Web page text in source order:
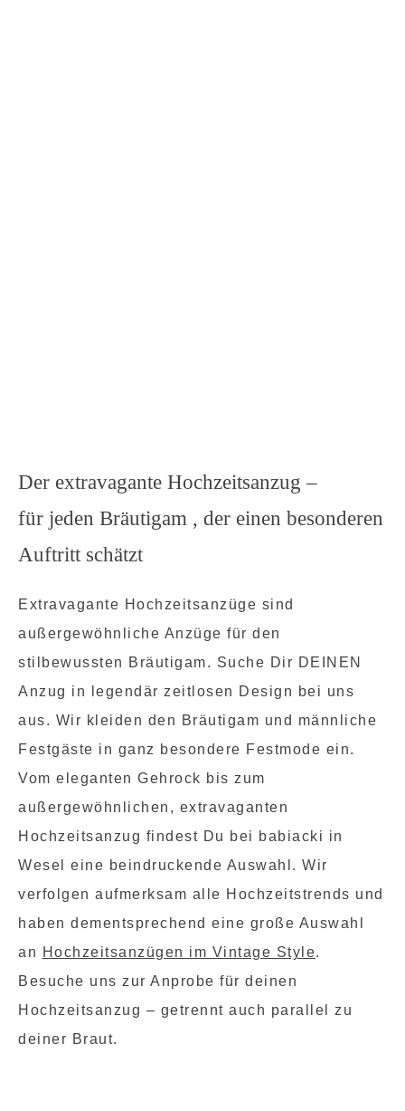
Der extravagante Hochzeitsanzug –
für jeden Bräutigam , der einen besonderen
Auftritt schätzt
Extravagante Hochzeitsanzüge sind
außergewöhnliche Anzüge für den
stilbewussten Bräutigam. Suche Dir DEINEN
Anzug in legendär zeitlosen Design bei uns
aus. Wir kleiden den Bräutigam und männliche
Festgäste in ganz besondere Festmode ein.
Vom eleganten Gehrock bis zum
außergewöhnlichen, extravaganten
Hochzeitsanzug findest Du bei babiacki in
Wesel eine beindruckende Auswahl. Wir
verfolgen aufmerksam alle Hochzeitstrends und
haben dementsprechend eine große Auswahl
an Hochzeitsanzügen im Vintage Style.
Besuche uns zur Anprobe für deinen
Hochzeitsanzug – getrennt auch parallel zu
deiner Braut.